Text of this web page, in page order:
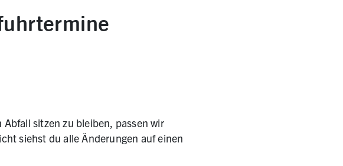
sitzen zu bleiben, passen wir
siehst du alle Änderungen auf einen